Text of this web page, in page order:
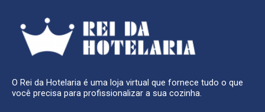
O Rei da Hotelaria é uma loja virtual que fornece tudo o que
você precisa para profissionalizar a sua cozinha.